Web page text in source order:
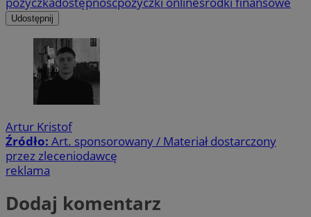
Udostępnij
Artur Kristof
Źródło: Art. sponsorowany / Materiał dostarczony
przez zleceniodawcę
reklama
Dodaj komentarz